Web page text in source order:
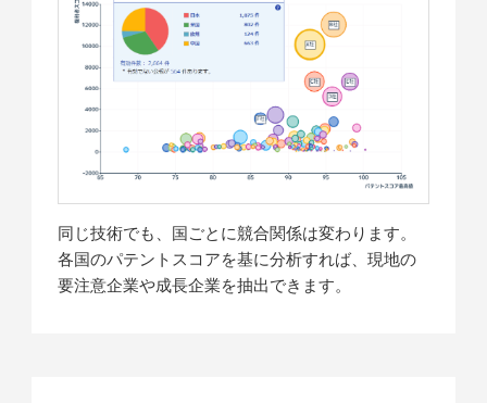
同じ技術でも、国ごとに競合関係は変わります。
各国のパテントスコアを基に分析すれば、現地の
要注意企業や成長企業を抽出できます。